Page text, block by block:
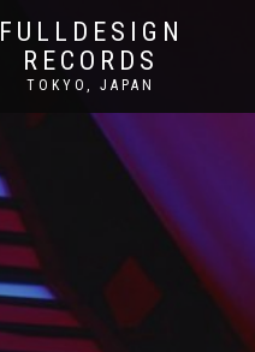
FULLDESIGN
RECORDS
TOKYO, JAPAN